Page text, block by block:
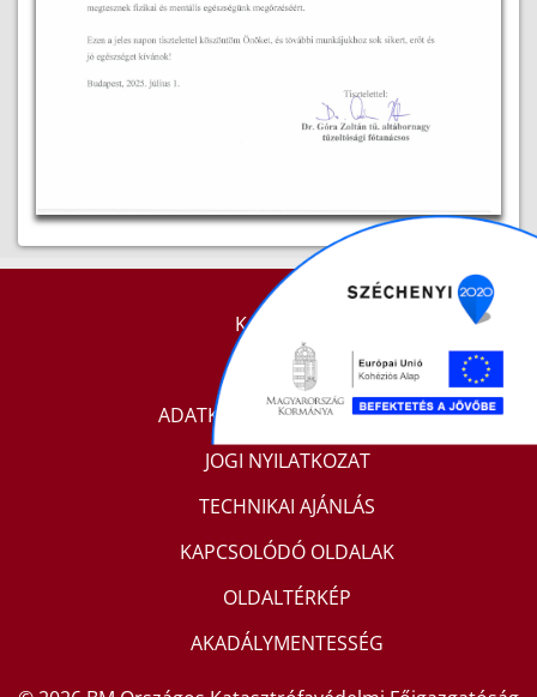
KAPCSOLAT
IMPRESSZUM
ADATKEZELÉSI TÁJÉKOZTATÓ
JOGI NYILATKOZAT
TECHNIKAI AJÁNLÁS
KAPCSOLÓDÓ OLDALAK
OLDALTÉRKÉP
AKADÁLYMENTESSÉG